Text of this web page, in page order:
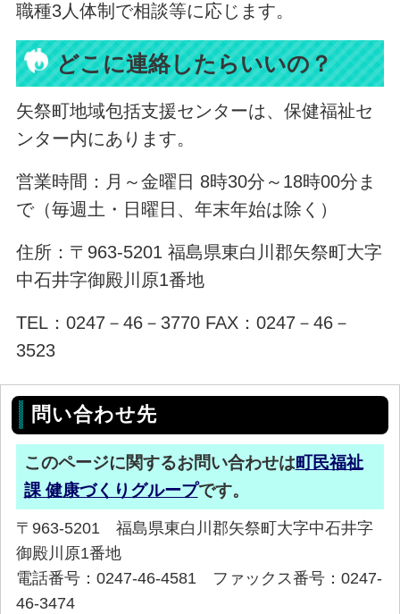
職種3人体制で相談等に応じます。
どこに連絡したらいいの？
矢祭町地域包括支援センターは、保健福祉セ
ンター内にあります。
営業時間：月～金曜日 8時30分～18時00分ま
で（毎週土・日曜日、年末年始は除く）
住所：〒963-5201 福島県東白川郡矢祭町大字
中石井字御殿川原1番地
TEL：0247－46－3770 FAX：0247－46－
3523
問い合わせ先
このページに関するお問い合わせは町民福祉
課 健康づくりグループです。
〒963-5201 福島県東白川郡矢祭町大字中石井字
御殿川原1番地
電話番号：0247-46-4581 ファックス番号：0247-
46-3474